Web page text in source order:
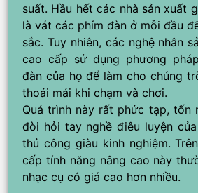
suất. Hầu hết các nhà sản xuất
là vát các phím đàn ở mỗi đầu
sắc. Tuy nhiên, các nghệ nhân
cao cấp sử dụng phương
đàn của họ để làm cho chúng
thoải mái khi chạm và chơi.
Quá trình này rất phức tạp, tốn
đòi hỏi tay nghề điêu luyện
thủ công giàu kinh nghiệm.
cấp tính năng nâng cao này
nhạc cụ có giá cao hơn nhiều.